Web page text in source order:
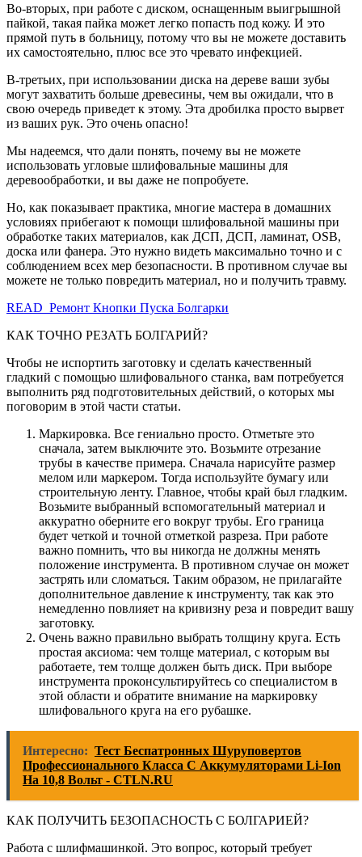
Во-вторых, при работе с диском, оснащенным выигрышной
пайкой, такая пайка может легко попасть под кожу. И это
прямой путь в больницу, потому что вы не можете доставить
их самостоятельно, плюс все это чревато инфекцией.
В-третьих, при использовании диска на дереве ваши зубы
могут захватить больше древесины, чем вы ожидали, что в
свою очередь приведет к этому. Эта дробилка просто вырвет
из ваших рук. Это очень опасно!
Мы надеемся, что дали понять, почему вы не можете
использовать угловые шлифовальные машины для
деревообработки, и вы даже не попробуете.
Но, как показывает практика, многие мастера в домашних
условиях прибегают к помощи шлифовальной машины при
обработке таких материалов, как ДСП, ДСП, ламинат, OSB,
доска или фанера. Это нужно видеть максимально точно и с
соблюдением всех мер безопасности. В противном случае вы
можете не только повредить материал, но и получить травму.
READ Ремонт Кнопки Пуска Болгарки
КАК ТОЧНО РЕЗАТЬ БОЛГАРИЙ?
Чтобы не испортить заготовку и сделать качественный
гладкий с помощью шлифовального станка, вам потребуется
выполнить ряд подготовительных действий, о которых мы
поговорим в этой части статьи.
Маркировка. Все гениально просто. Отметьте это
сначала, затем выключите это. Возьмите отрезание
трубы в качестве примера. Сначала нарисуйте размер
мелом или маркером. Тогда используйте бумагу или
строительную ленту. Главное, чтобы край был гладким.
Возьмите выбранный вспомогательный материал и
аккуратно оберните его вокруг трубы. Его граница
будет четкой и точной отметкой разреза. При работе
важно помнить, что вы никогда не должны менять
положение инструмента. В противном случае он может
застрять или сломаться. Таким образом, не прилагайте
дополнительное давление к инструменту, так как это
немедленно повлияет на кривизну реза и повредит вашу
заготовку.
Очень важно правильно выбрать толщину круга. Есть
простая аксиома: чем толще материал, с которым вы
работаете, тем толще должен быть диск. При выборе
инструмента проконсультируйтесь со специалистом в
этой области и обратите внимание на маркировку
шлифовального круга на его рубашке.
Интересно: Тест Беспатронных Шуруповертов
Профессионального Класса С Аккумуляторами Li-Ion
На 10,8 Вольт - CTLN.RU
КАК ПОЛУЧИТЬ БЕЗОПАСНОСТЬ С БОЛГАРИЕЙ?
Работа с шлифмашинкой. Это вопрос, который требует